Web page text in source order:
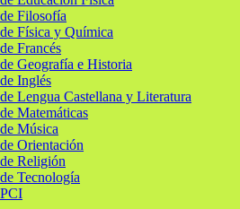
Filosofía
Física y Química
Francés
Geografía e Historia
Inglés
Lengua Castellana y Literatura
Matemáticas
Música
Orientación
Religión
Tecnología